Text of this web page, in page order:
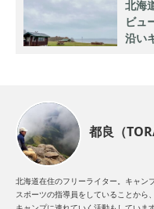
北海
ビュ
沿い
都良（
北海道在住のフリーライター。キャン
スポーツの指導員をしていることから